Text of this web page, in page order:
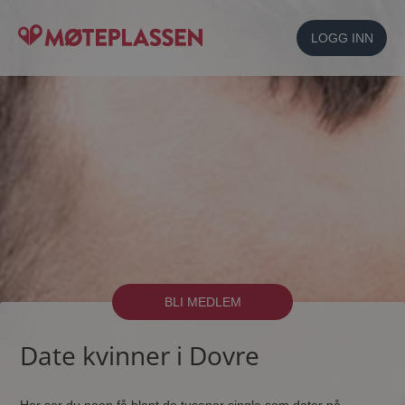
LOGG INN
BLI MEDLEM
Date kvinner i Dovre